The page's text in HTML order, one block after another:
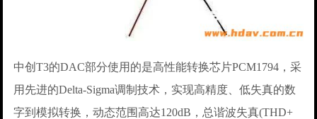
中创T3的DAC部分使用的是高性能转换芯片PCM1794，采
用先进的Delta-Sigma调制技术，实现高精度、低失真的数
字到模拟转换，动态范围高达120dB，总谐波失真(THD+